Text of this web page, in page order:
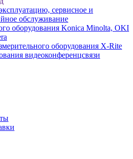
сервисное и
обслуживание
оборудования Konica Minolta, OKI
оборудования X-Rite
видеоконференцсвязи